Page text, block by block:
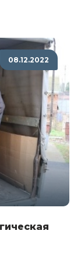
08.12.2022